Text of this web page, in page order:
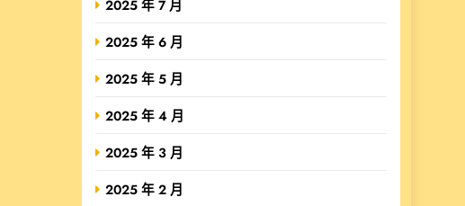
2025 年 7 月
2025 年 6 月
2025 年 5 月
2025 年 4 月
2025 年 3 月
2025 年 2 月